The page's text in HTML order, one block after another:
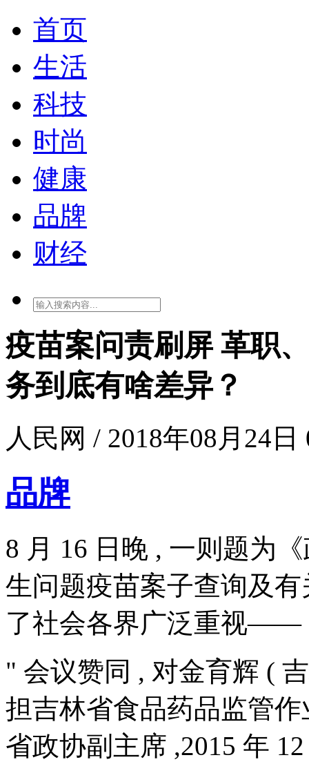
首页
生活
科技
时尚
健康
品牌
财经
疫苗案问责刷屏 革职
务到底有啥差异？
人民网 / 2018年08月24日
品牌
8 月 16 日晚 , 一则题为
生问题疫苗案子查询及
了社会各界广泛重视——
" 会议赞同 , 对金育辉 (
担吉林省食品药品监管
省政协副主席 ,2015 年